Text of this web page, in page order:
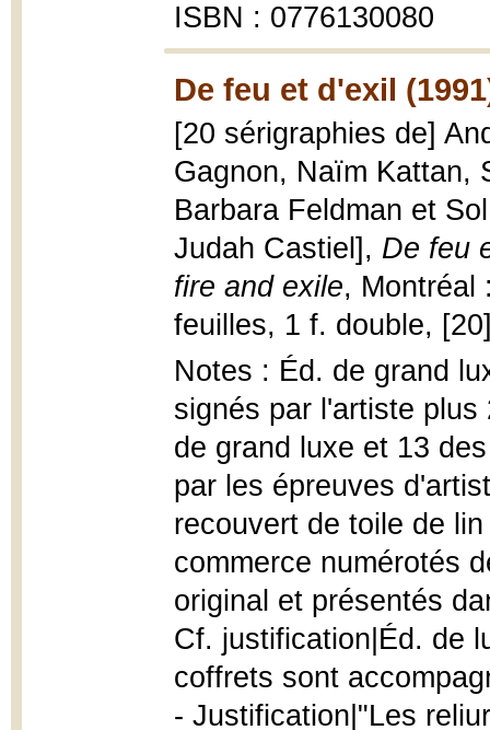
ISBN : 0776130080
De feu et d'exil
[20 sérigraphies de]
Gagnon, Naïm Kattan,
Barbara Feldman et
Judah Castiel], De feu
fire and exile, Montréal
feuilles, 1 f. double,
Notes : Éd. de grand
signés par l'artiste plus
de grand luxe et 13
par les épreuves
recouvert de toile de
commerce numérotés
original et présentés
Cf. justification|Éd. de
coffrets sont
- Justification|"Les